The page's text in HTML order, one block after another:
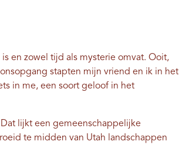
en zowel tijd als mysterie omvat. Ooit,
stapten mijn vriend en ik in het
in me, een soort geloof in het
lijkt een gemeenschappelijke
te midden van Utah landschappen